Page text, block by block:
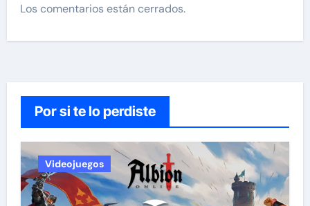
Los comentarios están cerrados.
Por si te lo perdiste
Videojuegos